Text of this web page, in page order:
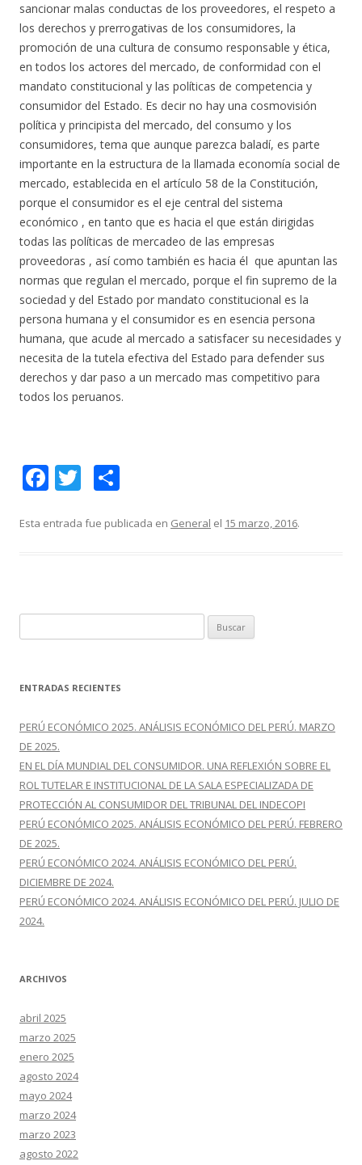
sancionar malas conductas de los proveedores, el respeto a
los derechos y prerrogativas de los consumidores, la
promoción de una cultura de consumo responsable y ética,
en todos los actores del mercado, de conformidad con el
mandato constitucional y las políticas de competencia y
consumidor del Estado. Es decir no hay una cosmovisión
política y principista del mercado, del consumo y los
consumidores, tema que aunque parezca baladí, es parte
importante en la estructura de la llamada economía social de
mercado, establecida en el artículo 58 de la Constitución,
porque el consumidor es el eje central del sistema
económico , en tanto que es hacia el que están dirigidas
todas las políticas de mercadeo de las empresas
proveedoras , así como también es hacia él que apuntan las
normas que regulan el mercado, porque el fin supremo de la
sociedad y del Estado por mandato constitucional es la
persona humana y el consumidor es en esencia persona
humana, que acude al mercado a satisfacer su necesidades y
necesita de la tutela efectiva del Estado para defender sus
derechos y dar paso a un mercado mas competitivo para
todos los peruanos.
F
e
o
k
T
itt m
ti
r
Esta entrada fue publicada en General el 15 marzo, 2016.
u
c
r
:
ENTRADAS RECIENTES
PERÚ ECONÓMICO 2025. ANÁLISIS ECONÓMICO DEL PERÚ. MARZO
DE 2025.
EN EL DÍA MUNDIAL DEL CONSUMIDOR. UNA REFLEXIÓN SOBRE EL
ROL TUTELAR E INSTITUCIONAL DE LA SALA ESPECIALIZADA DE
PROTECCIÓN AL CONSUMIDOR DEL TRIBUNAL DEL INDECOPI
PERÚ ECONÓMICO 2025. ANÁLISIS ECONÓMICO DEL PERÚ. FEBRERO
DE 2025.
PERÚ ECONÓMICO 2024. ANÁLISIS ECONÓMICO DEL PERÚ.
DICIEMBRE DE 2024.
PERÚ ECONÓMICO 2024. ANÁLISIS ECONÓMICO DEL PERÚ. JULIO DE
2024.
ARCHIVOS
abril 2025
marzo 2025
enero 2025
agosto 2024
mayo 2024
marzo 2024
marzo 2023
agosto 2022